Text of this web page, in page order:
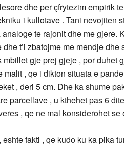
dhe per çfrytezim empirik
i kullotave . Tani nevojiten
te rajonit dhe me gjere.
t’i zbatojme me mendje dhe
gje prej gjeje , por duhet
, qe i dikton situata e
, deri 5 cm. Dhe ka shume
parcellave , u kthehet pas 6
, qe ne mal konsiderohet se
fakti , qe kudo ku ka pika